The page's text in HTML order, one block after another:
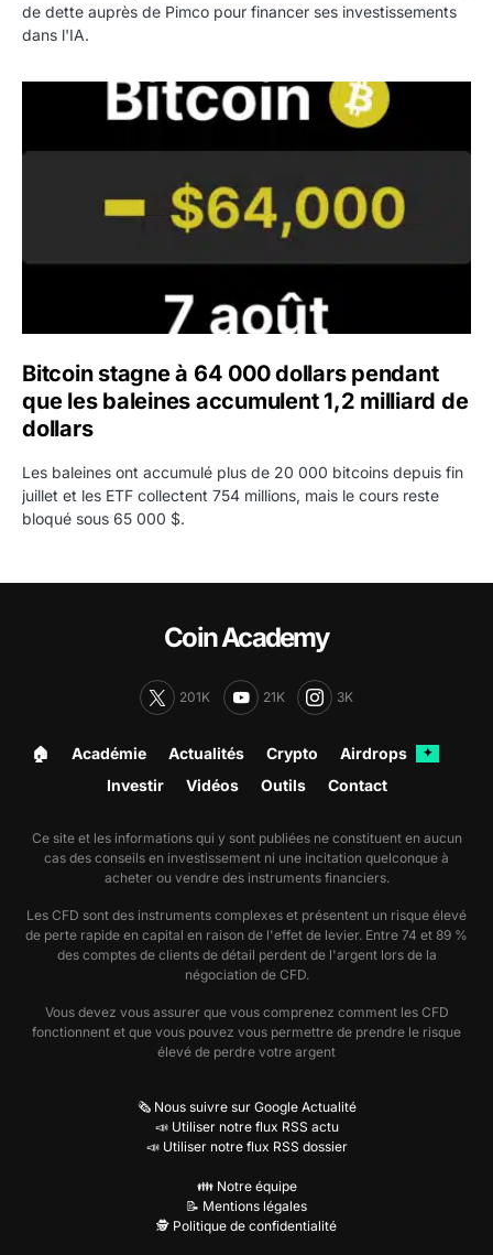
de dette auprès de Pimco pour financer ses investissements
dans l'IA.
Bitcoin stagne à 64 000 dollars pendant que les
Bitcoin stagne à 64 000 dollars pendant
que les baleines accumulent 1,2 milliard de
dollars
Les baleines ont accumulé plus de 20 000 bitcoins depuis fin
juillet et les ETF collectent 754 millions, mais le cours reste
bloqué sous 65 000 $.
Coin Academy
201K 21K 3K
🏠︎ Académie Actualités Crypto Airdrops ✦
Investir Vidéos Outils Contact
Ce site et les informations qui y sont publiées ne constituent en aucun
cas des conseils en investissement ni une incitation quelconque à
acheter ou vendre des instruments financiers.
Les CFD sont des instruments complexes et présentent un risque élevé
de perte rapide en capital en raison de l'effet de levier. Entre 74 et 89 %
des comptes de clients de détail perdent de l'argent lors de la
négociation de CFD.
Vous devez vous assurer que vous comprenez comment les CFD
fonctionnent et que vous pouvez vous permettre de prendre le risque
élevé de perdre votre argent
🗞️ Nous suivre sur Google Actualité
📣 Utiliser notre flux RSS actu
📣 Utiliser notre flux RSS dossier
👪 Notre équipe
📝 Mentions légales
🕵️ Politique de confidentialité